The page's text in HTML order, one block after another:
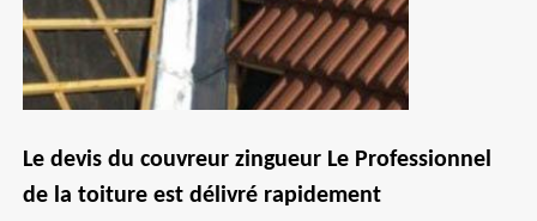
Le devis du couvreur zingueur Le Professionnel
de la toiture est délivré rapidement